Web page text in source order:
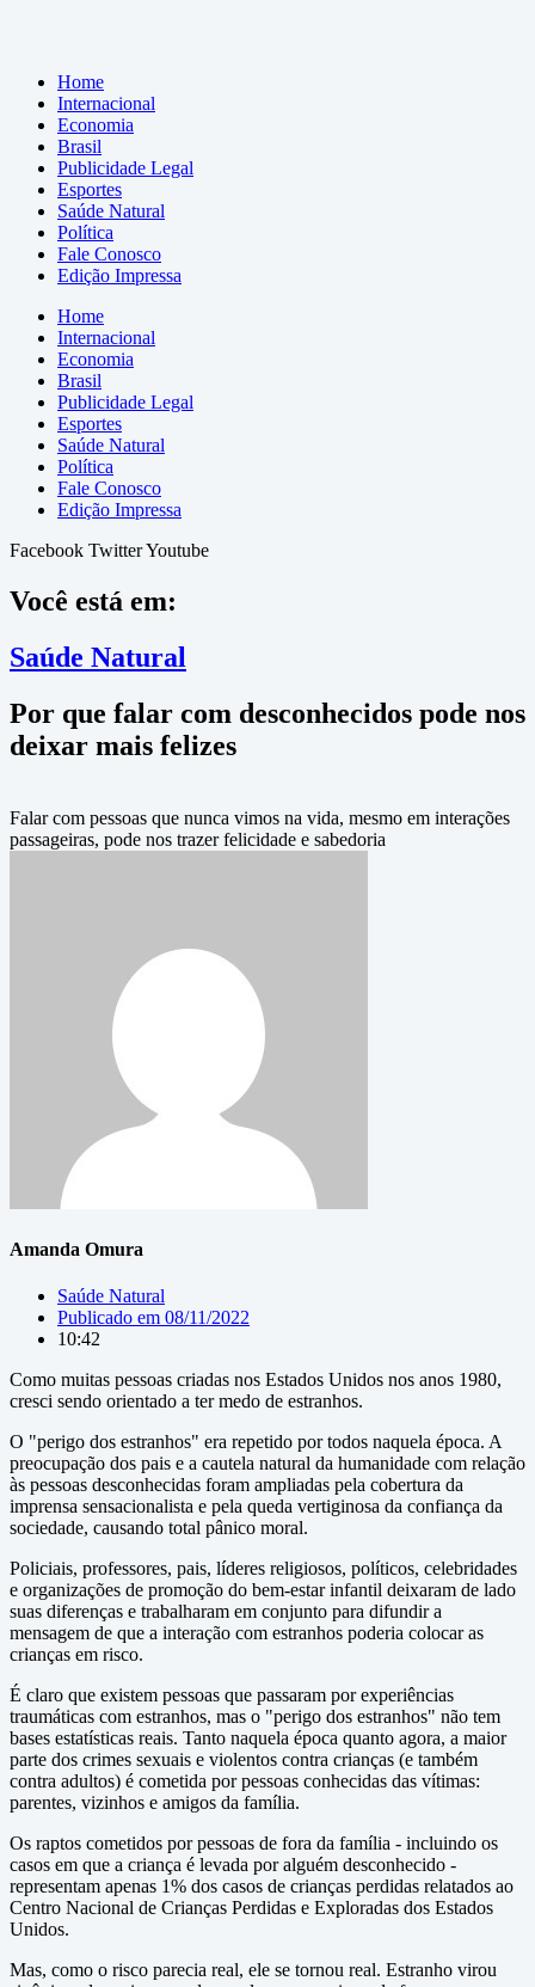
Home
Internacional
Economia
Brasil
Publicidade Legal
Esportes
Saúde Natural
Política
Fale Conosco
Edição Impressa
Home
Internacional
Economia
Brasil
Publicidade Legal
Esportes
Saúde Natural
Política
Fale Conosco
Edição Impressa
Facebook TwitterYoutube
Você está em:
Saúde Natural
Por que falar com desconhecidos pode nos
deixar mais felizes
Falar com pessoas que nunca vimos na vida, mesmo em interações
passageiras, pode nos trazer felicidade e sabedoria
Amanda Omura
Saúde Natural
Publicado em 08/11/2022
10:42
Como muitas pessoas criadas nos Estados Unidos nos anos 1980,
cresci sendo orientado a ter medo de estranhos.
O "perigo dos estranhos" era repetido por todos naquela época. A
preocupação dos pais e a cautela natural da humanidade com relação
às pessoas desconhecidas foram ampliadas pela cobertura da
imprensa sensacionalista e pela queda vertiginosa da confiança da
sociedade, causando total pânico moral.
Policiais, professores, pais, líderes religiosos, políticos, celebridades
e organizações de promoção do bem-estar infantil deixaram de lado
suas diferenças e trabalharam em conjunto para difundir a
mensagem de que a interação com estranhos poderia colocar as
crianças em risco.
É claro que existem pessoas que passaram por experiências
traumáticas com estranhos, mas o "perigo dos estranhos" não tem
bases estatísticas reais. Tanto naquela época quanto agora, a maior
parte dos crimes sexuais e violentos contra crianças (e também
contra adultos) é cometida por pessoas conhecidas das vítimas:
parentes, vizinhos e amigos da família.
Os raptos cometidos por pessoas de fora da família - incluindo os
casos em que a criança é levada por alguém desconhecido -
representam apenas 1% dos casos de crianças perdidas relatados ao
Centro Nacional de Crianças Perdidas e Exploradas dos Estados
Unidos.
Mas, como o risco parecia real, ele se tornou real. Estranho virou